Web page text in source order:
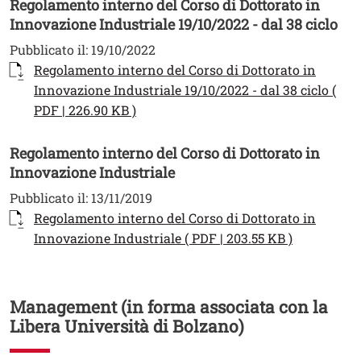
Regolamento interno del Corso di Dottorato in
Innovazione Industriale 19/10/2022 - dal 38 ciclo
Pubblicato il: 19/10/2022
Documento
Regolamento interno del Corso di Dottorato in
Innovazione Industriale 19/10/2022 - dal 38 ciclo (
PDF | 226.90 KB )Apri il link in una nuova finestra
Regolamento interno del Corso di Dottorato in
Innovazione Industriale
Pubblicato il: 13/11/2019
Documento
Regolamento interno del Corso di Dottorato in
Innovazione Industriale ( PDF | 203.55 KB )Apri il link
Management (in forma associata con la
Libera Università di Bolzano)